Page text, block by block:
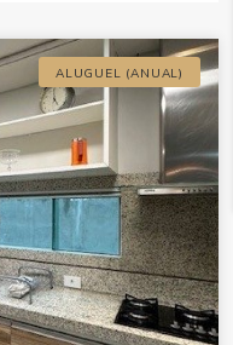
ALUGUEL (ANUAL)